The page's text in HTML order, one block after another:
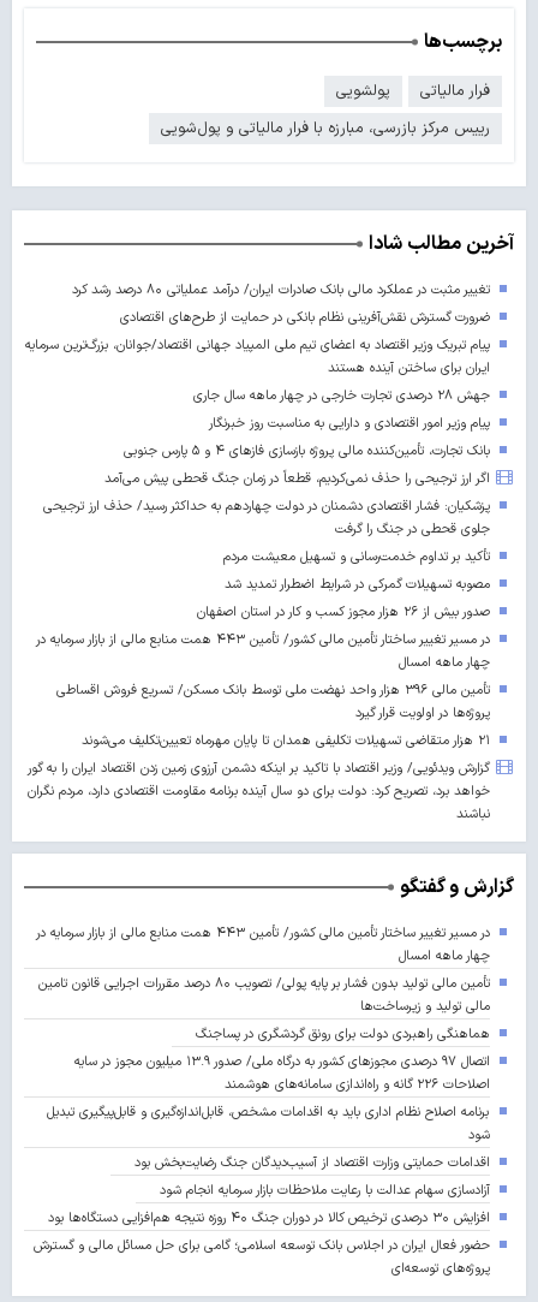
برچسب‌ها
فرار مالیاتی
پولشویی
رییس مرکز بازرسی، مبارزه با فرار مالیاتی و پول‌شویی
آخرین مطالب شادا
تغییر مثبت در عملکرد مالی بانک صادرات ایران/ درآمد عملیاتی ۸۰ درصد رشد کرد
ضرورت گسترش نقش‌آفرینی نظام بانکی در حمایت از طرح‌های اقتصادی
پیام تبریک وزیر اقتصاد به اعضای تیم ملی المپیاد جهانی اقتصاد/جوانان، بزرگ‌ترین سرمایه
ایران برای ساختن آینده‌ هستند
جهش ۲۸ درصدی تجارت خارجی در چهار ماهه سال جاری
پیام وزیر امور اقتصادی و دارایی به مناسبت روز خبرنگار
بانک تجارت، تأمین‌کننده مالی پروژه بازسازی فازهای ۴ و ۵ پارس جنوبی
اگر ارز ترجیحی را حذف نمی‌کردیم، قطعاً در زمان جنگ قحطی پیش می‌آمد
پزشکیان: فشار اقتصادی دشمنان در دولت چهاردهم به حداکثر رسید/ حذف ارز ترجیحی
جلوی قحطی در جنگ را گرفت
تأکید بر تداوم خدمت‌رسانی و تسهیل معیشت مردم
مصوبه تسهیلات گمرکی در شرایط اضطرار تمدید شد
صدور بیش از ۲۶ هزار مجوز کسب‌ و کار در استان اصفهان
در مسیر تغییر ساختار تأمین مالی کشور/ تأمین ۴۴۳ همت منابع مالی از بازار سرمایه در
چهار ماهه امسال
تأمین مالی ۳۹۶ هزار واحد نهضت ملی توسط بانک مسکن/ تسریع فروش اقساطی
پروژه‌ها در اولویت قرار گیرد
۲۱ هزار متقاضی تسهیلات تکلیفی همدان تا پایان مهرماه تعیین‌تکلیف می‌شوند
گزارش ویدئویی/ وزیر اقتصاد با تاکید بر اینکه دشمن آرزوی زمین زدن اقتصاد ایران را به گور
خواهد برد، تصریح کرد: دولت برای دو سال آینده برنامه مقاومت اقتصادی دارد، مردم نگران
نباشند
گزارش و گفتگو
در مسیر تغییر ساختار تأمین مالی کشور/ تأمین ۴۴۳ همت منابع مالی از بازار سرمایه در
چهار ماهه امسال
تأمین مالی تولید بدون فشار بر پایه پولی/ تصویب ۸۰ درصد مقررات اجرایی قانون تامین
مالی تولید و زیرساخت‌ها
هماهنگی راهبردی دولت برای رونق گردشگری در پساجنگ
اتصال ۹۷ درصدی مجوزهای کشور به درگاه ملی/ صدور ۱۳.۹ میلیون مجوز در سایه
اصلاحات ۲۲۶ گانه و راه‌اندازی سامانه‌های هوشمند
برنامه اصلاح نظام اداری باید به اقدامات مشخص، قابل‌اندازه‌گیری و قابل‌پیگیری تبدیل
شود
اقدامات حمایتی وزارت اقتصاد از آسیب‌دیدگان جنگ رضایت‌بخش بود
آزادسازی سهام عدالت با رعایت ملاحظات بازار سرمایه انجام شود
افزایش ۳۰ درصدی ترخیص کالا در دوران جنگ ۴۰ روزه نتیجه هم‌افزایی دستگاه‌ها بود
حضور فعال ایران در اجلاس بانک توسعه اسلامی؛ گامی برای حل مسائل مالی و گسترش
پروژه‌های توسعه‌ای